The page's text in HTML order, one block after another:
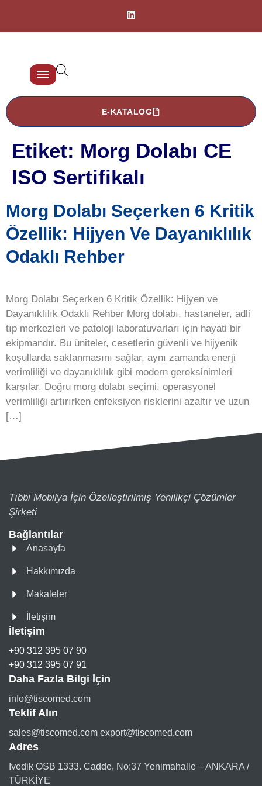
E-KATALOG
Etiket: Morg Dolabı CE
ISO Sertifikalı
Morg Dolabı Seçerken 6 Kritik
Özellik: Hijyen Ve Dayanıklılık
Odaklı Rehber
Morg Dolabı Seçerken 6 Kritik Özellik: Hijyen ve
Dayanıklılık Odaklı Rehber Morg dolabı, hastaneler, adli
tıp merkezleri ve patoloji laboratuvarları için hayati bir
ekipmandır. Bu üniteler, cesetlerin güvenli ve hijyenik
koşullarda saklanmasını sağlar, aynı zamanda enerji
verimliliği ve dayanıklılık gibi modern gereksinimleri
karşılar. Doğru morg dolabı seçimi, operasyonel
verimliliği artırırken enfeksiyon risklerini azaltır ve uzun
[…]
Tıbbi Mobilya İçin Özelleştirilmiş Yenilikçi Çözümler
Şirketi
Bağlantılar
Anasayfa
Hakkımızda
Makaleler
İletişim
İletişim
+90 312 395 07 90
+90 312 395 07 91
Daha Fazla Bilgi İçin
info@tiscomed.com
Teklif Alın
sales@tiscomed.com export@tiscomed.com
Adres
Ivedik OSB 1333. Cadde, No:37 Yenimahalle – ANKARA /
TÜRKİYE